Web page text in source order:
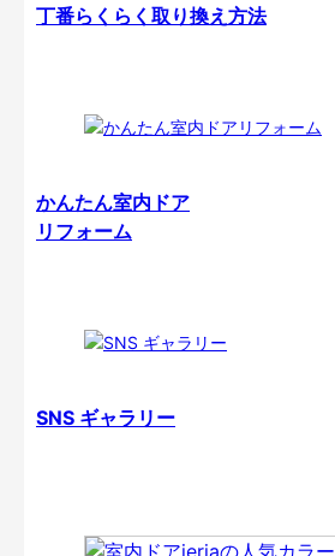
丁番らくらく取り換え方法
かんたん室内ドア
リフォーム
SNS ギャラリー